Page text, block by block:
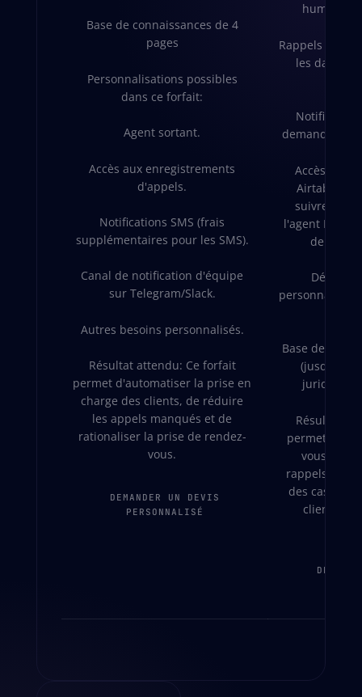
Base de connaissances de 4
pages
Personnalisations possibles
dans ce forfait:
Agent sortant.
Accès aux enregistrements
d'appels.
Notifications SMS (frais
supplémentaires pour les SMS).
Canal de notification d'équipe
sur Telegram/Slack.
Autres besoins personnalisés.
Résultat attendu: Ce forfait
permet d'automatiser la prise en
charge des clients, de réduire
les appels manqués et de
rationaliser la prise de rendez-
vous.
DEMANDER UN DEVIS
PERSONNALISÉ
humain
Rappels par
les dates
demandes
Accès à un
Airtable
suivre les
l'agent IA et
de
Base de
(jusqu'à 10
juridiques
Résultat
permet de
vous
rappels,
des cas et
clients